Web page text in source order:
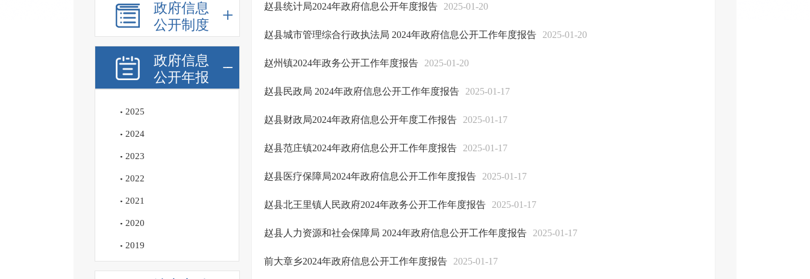
政府信息
公开制度
政府信息
公开年报
2025
2024
2023
2022
2021
2020
2019
赵县统计局2024年政府信息公开年度报告 2025-01-20
赵县城市管理综合行政执法局 2024年政府信息公开工作年度报告 2025-01-20
赵州镇2024年政务公开工作年度报告 2025-01-20
赵县民政局 2024年政府信息公开工作年度报告 2025-01-17
赵县财政局2024年政府信息公开年度工作报告 2025-01-17
赵县范庄镇2024年政府信息公开工作年度报告 2025-01-17
赵县医疗保障局2024年政府信息公开工作年度报告 2025-01-17
赵县北王里镇人民政府2024年政务公开工作年度报告 2025-01-17
赵县人力资源和社会保障局 2024年政府信息公开工作年度报告 2025-01-17
前大章乡2024年政府信息公开工作年度报告 2025-01-17